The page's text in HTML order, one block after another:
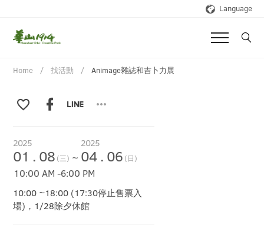
Language
Home 找活動 Animage雜誌和吉卜力展
2025
01 . 08 (三) ~
2025
04 . 06 (日)
10:00 AM-6:00 PM
10:00 ~18:00 (17:30停止售票入
場)，1/28除夕休館